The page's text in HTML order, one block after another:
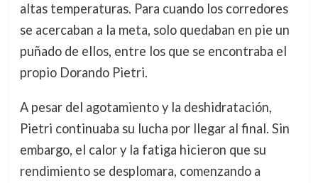
altas temperaturas. Para cuando los corredores
se acercaban a la meta, solo quedaban en pie un
puñado de ellos, entre los que se encontraba el
propio Dorando Pietri.
A pesar del agotamiento y la deshidratación,
Pietri continuaba su lucha por llegar al final. Sin
embargo, el calor y la fatiga hicieron que su
rendimiento se desplomara, comenzando a